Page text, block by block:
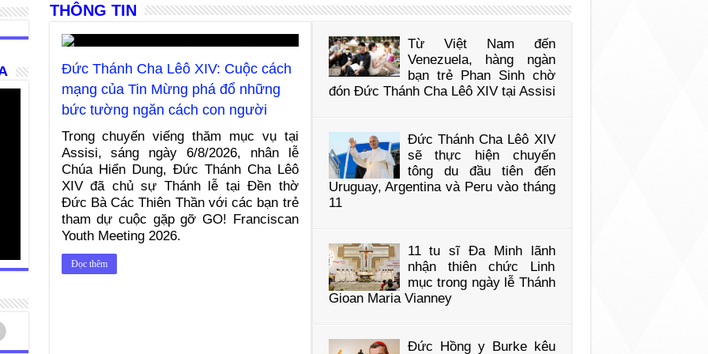
THÔNG TIN
Đức Thánh Cha Lêô XIV: Cuộc cách
mạng của Tin Mừng phá đổ những
bức tường ngăn cách con người
Trong chuyến viếng thăm mục vụ tại
Assisi, sáng ngày 6/8/2026, nhân lễ
Chúa Hiển Dung, Đức Thánh Cha Lêô
XIV đã chủ sự Thánh lễ tại Đền thờ
Đức Bà Các Thiên Thần với các bạn trẻ
tham dự cuộc gặp gỡ GO! Franciscan
Youth Meeting 2026.
Đọc thêm
Từ Việt Nam đến
Venezuela, hàng ngàn
bạn trẻ Phan Sinh chờ
đón Đức Thánh Cha Lêô XIV tại Assisi
Đức Thánh Cha Lêô XIV
sẽ thực hiện chuyến
tông du đầu tiên đến
Uruguay, Argentina và Peru vào tháng
11
11 tu sĩ Đa Minh lãnh
nhận thiên chức Linh
mục trong ngày lễ Thánh
Gioan Maria Vianney
Đức Hồng y Burke kêu